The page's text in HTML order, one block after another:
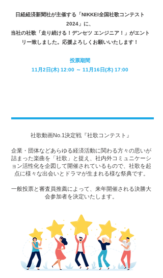
​日経経済新聞社が主催する「NIKKEI全国社歌コンテスト
2024」に、
当社の社歌「走り続ける！デンセツ エンジニア！」がエント
リー致しました。​応援よろしくお願いいたします！
投票期間
11月2日(木) 12:00 ～ 11月16日(木) 17:00
社歌動画No.1決定戦『社歌コンテスト』
企業・団体などあらゆる経済活動に関わる方々の思いが
詰まった楽曲を「社歌」と捉え、社内外コミュニケーシ
ョン活性化を企図して開催されているもので、社歌を起
点に様々な出会いとドラマが生まれる様な祭典です。
一般投票と審査員推薦によって、来年開催される決勝大
会参加者を決定いたします。